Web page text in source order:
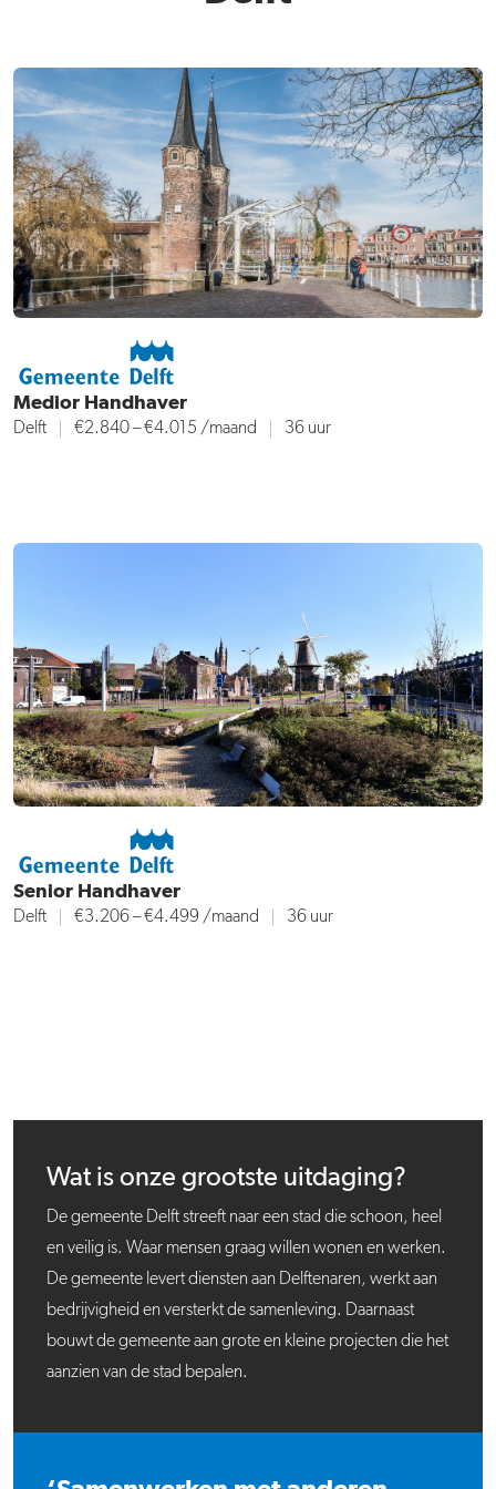
Medior Handhaver
Delft €2.840 – €4.015 /maand 36 uur
Senior Handhaver
Delft €3.206 – €4.499 /maand 36 uur
Wat is onze grootste uitdaging?
De gemeente Delft streeft naar een stad die schoon, heel
en veilig is. Waar mensen graag willen wonen en werken.
De gemeente levert diensten aan Delftenaren, werkt aan
bedrijvigheid en versterkt de samenleving. Daarnaast
bouwt de gemeente aan grote en kleine projecten die het
aanzien van de stad bepalen.